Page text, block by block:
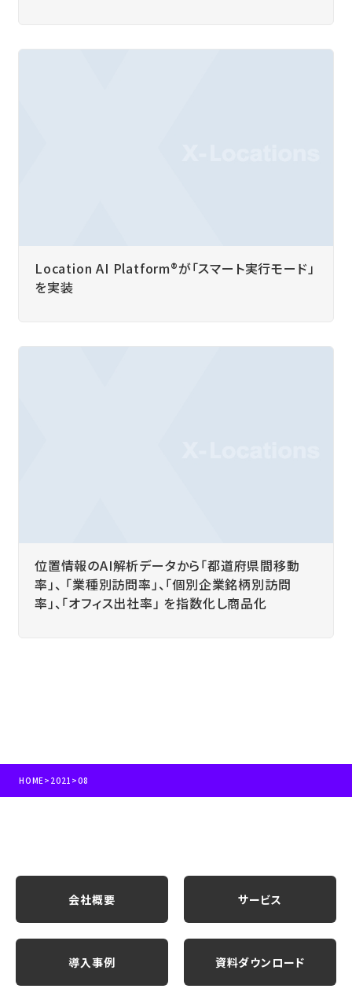
Location AI Platform®が「スマート実行モード」
を実装
位置情報のAI解析データから「都道府県間移動
率」、 「業種別訪問率」、「個別企業銘柄別訪問
率」、「オフィス出社率」 を指数化し商品化
HOME> 2021 >08
会社概要 サービス
導入事例 資料ダウンロード